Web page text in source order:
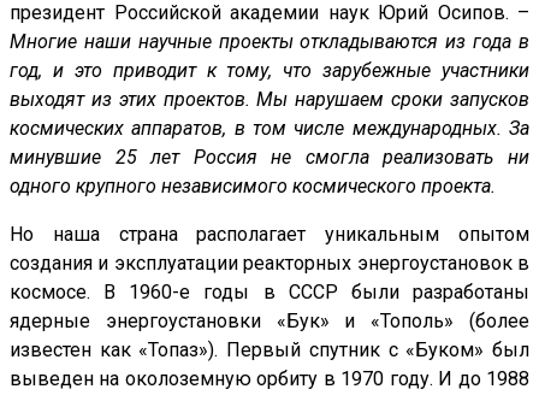
президент Российской академии наук Юрий Осипов. –
Многие наши научные проекты откладываются из года в
год, и это приводит к тому, что зарубежные участники
выходят из этих проектов. Мы нарушаем сроки запусков
космических аппаратов, в том числе международных. За
минувшие 25 лет Россия не смогла реализовать ни
одного крупного независимого космического проекта.
Но наша страна располагает уникальным опытом
создания и эксплуатации реакторных энергоустановок в
космосе. В 1960-е годы в СССР были разработаны
ядерные энергоустановки «Бук» и «Тополь» (более
известен как «Топаз»). Первый спутник с «Буком» был
выведен на околоземную орбиту в 1970 году. И до 1988